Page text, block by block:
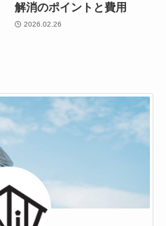
解消のポイントと費用
2026.02.26